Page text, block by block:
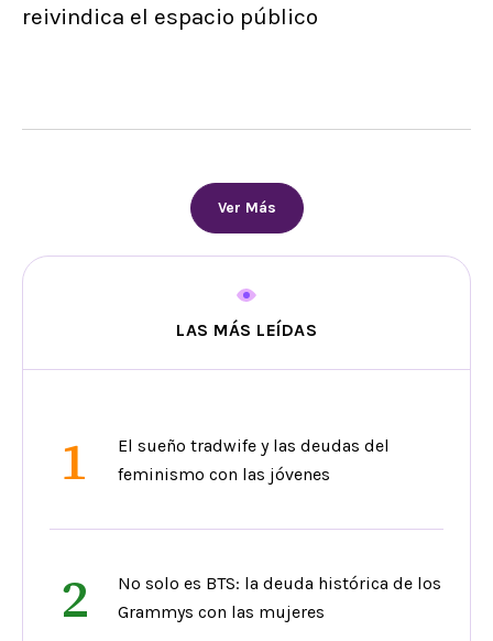
reivindica el espacio público
Ver Más
LAS MÁS LEÍDAS
1
El sueño tradwife y las deudas del
feminismo con las jóvenes
2
No solo es BTS: la deuda histórica de los
Grammys con las mujeres